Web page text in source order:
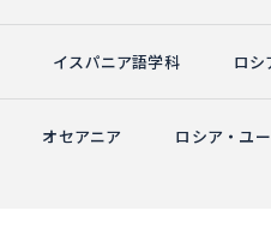
イスパニア語学科 ロシ
オセアニア ロシア・ユ